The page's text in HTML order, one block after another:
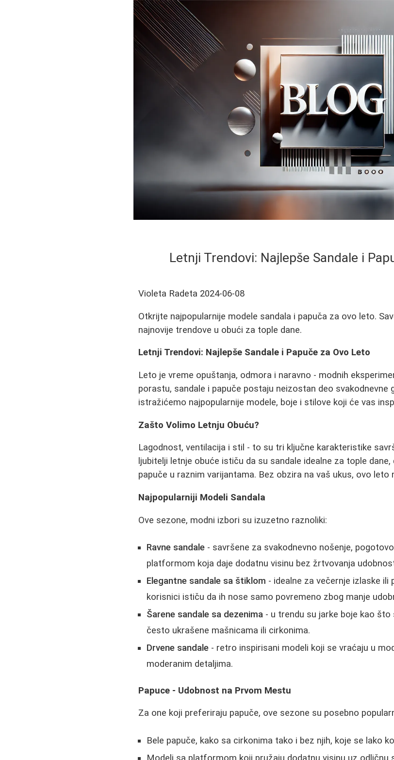
Letnji Trendovi: Najlepše Sandale i
Violeta Radeta 2024-06-08
Otkrijte najpopularnije modele sandala i papuča za ovo leto.
najnovije trendove u obući za tople dane.
Letnji Trendovi: Najlepše Sandale i Papuče za Ovo Leto
Leto je vreme opuštanja, odmora i naravno - modnih
porastu, sandale i papuče postaju neizostan deo svakodnevne
istražićemo najpopularnije modele, boje i stilove koji će vas
Zašto Volimo Letnju Obuću?
Lagodnost, ventilacija i stil - to su tri ključne karakteristike
ljubitelji letnje obuće ističu da su sandale idealne za tople
papuče u raznim varijantama. Bez obzira na vaš ukus, ovo leto
Najpopularniji Modeli Sandala
Ove sezone, modni izbori su izuzetno raznoliki:
Ravne sandale - savršene za svakodnevno nošenje,
platformom koja daje dodatnu visinu bez žrtvovanja
Elegantne sandale sa štiklom - idealne za večernje izlaske ili
korisnici ističu da ih nose samo povremeno zbog manje
Šarene sandale sa dezenima - u trendu su jarke boje kao
često ukrašene mašnicama ili cirkonima.
Drvene sandale - retro inspirisani modeli koji se vraćaju u
moderanim detaljima.
Papuce - Udobnost na Prvom Mestu
Za one koji preferiraju papuče, ove sezone su posebno
Bele papuče, kako sa cirkonima tako i bez njih, koje se lako